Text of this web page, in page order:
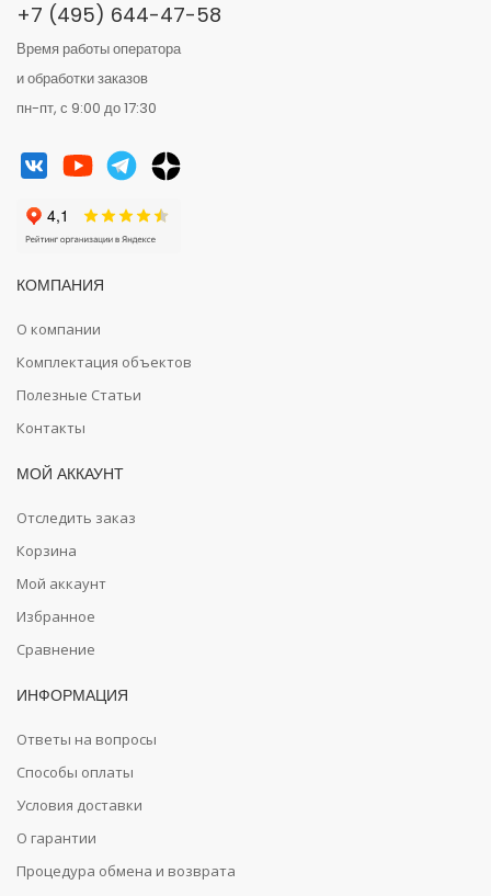
+7 (495) 644-47-58
Время работы оператора
и обработки заказов
пн-пт, с 9:00 до 17:30
КОМПАНИЯ
О компании
Комплектация объектов
Полезные Статьи
Контакты
МОЙ АККАУНТ
Отследить заказ
Корзина
Мой аккаунт
Избранное
Сравнение
ИНФОРМАЦИЯ
Ответы на вопросы
Способы оплаты
Условия доставки
О гарантии
Процедура обмена и возврата